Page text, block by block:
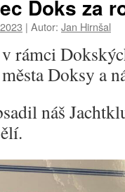
Doks za
| Autor: Jan Hirnšal
rámci
Doksy a
náš